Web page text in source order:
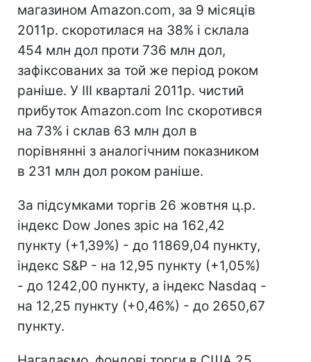
магазином Amazon.com, за 9 місяців
2011р. скоротилася на 38% і склала
454 млн дол проти 736 млн дол,
зафіксованих за той же період роком
раніше. У III кварталі 2011р. чистий
прибуток Amazon.com Inc скоротився
на 73% і склав 63 млн дол в
порівнянні з аналогічним показником
в 231 млн дол роком раніше.
За підсумками торгів 26 жовтня ц.р.
індекс Dow Jones зріс на 162,42
пункту (+1,39%) - до 11869,04 пункту,
індекс S&P - на 12,95 пункту (+1,05%)
- до 1242,00 пункту, а індекс Nasdaq -
на 12,25 пункту (+0,46%) - до 2650,67
пункту.